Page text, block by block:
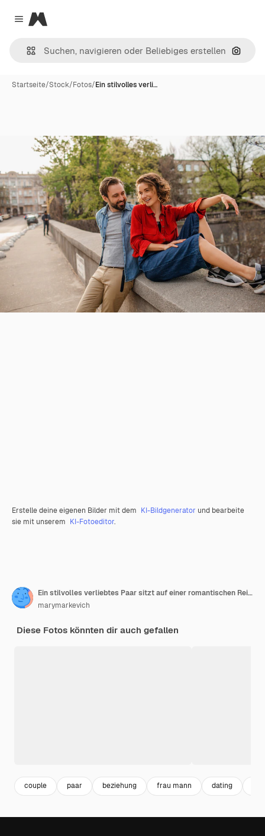
Close menu
Magnific
Nach
Startseite/Stock/Fotos/Ein stilvolles verli…
Erstelle deine eigenen Bilder mit dem KI-Bildgenerator und bearbeite
sie mit unserem KI-Fotoeditor.
Ein stilvolles verliebtes Paar sitzt auf einer romantischen Reise auf der Straße
marymarkevich
Diese Fotos könnten dir auch gefallen
couple paar beziehung frau mann dating